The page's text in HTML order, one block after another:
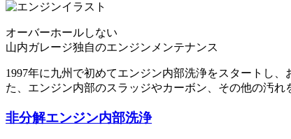
オーバーホールしない
山内ガレージ独自のエンジンメンテナンス
1997年に九州で初めてエンジン内部洗浄をスタートし
た、エンジン内部のスラッジやカーボン、その他の汚
非分解エンジン内部洗浄